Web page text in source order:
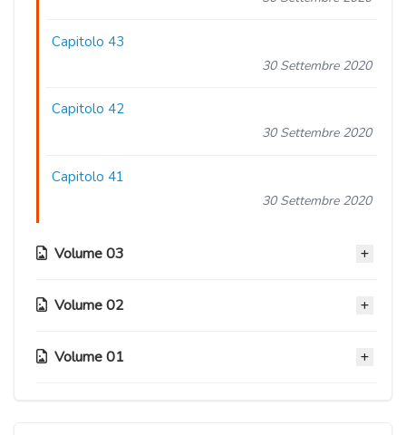
Capitolo 43
30 Settembre 2020
Capitolo 42
30 Settembre 2020
Capitolo 41
30 Settembre 2020
Volume 03
Capitolo 40
Volume 02
Capitolo 26
Volume 01